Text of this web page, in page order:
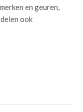
en geuren,
ook